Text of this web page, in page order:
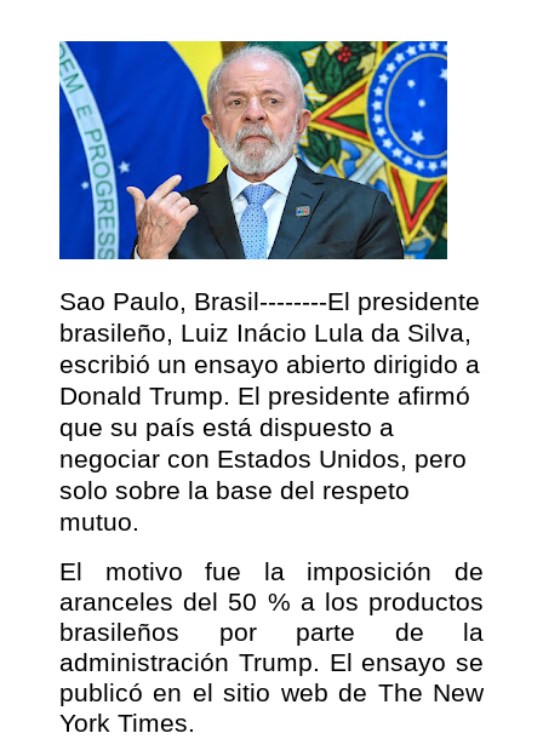
Sao Paulo, Brasil--------El presidente
brasileño, Luiz Inácio Lula da Silva,
escribió un ensayo abierto dirigido a
Donald Trump. El presidente afirmó
que su país está dispuesto a
negociar con Estados Unidos, pero
solo sobre la base del respeto
mutuo.
El motivo fue la imposición de
aranceles del 50 % a los productos
brasileños por parte de la
administración Trump. El ensayo se
publicó en el sitio web de The New
York Times.